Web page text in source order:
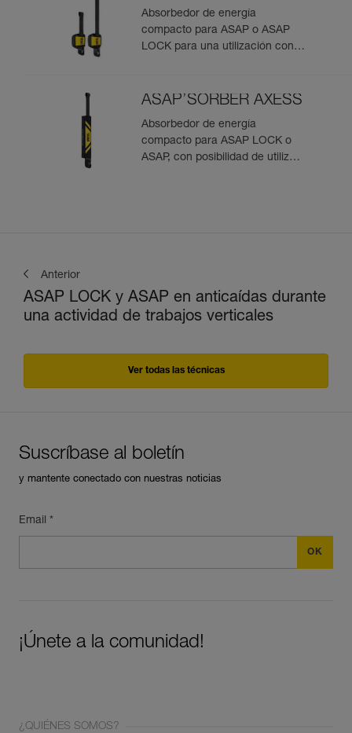
Absorbedor de energía
compacto para ASAP o ASAP
LOCK para una utilización con
ASAP’SORBER AXESS
Absorbedor de energía
compacto para ASAP LOCK o
ASAP, con posibilidad de utilizar
Anterior
ASAP LOCK y ASAP en anticaídas durante
una actividad de trabajos verticales
Ver todas las técnicas
Suscríbase al boletín
y mantente conectado con nuestras noticias
Email *
¡Únete a la comunidad!
¿QUIÉNES SOMOS?